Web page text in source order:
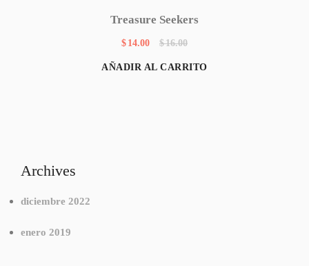
Treasure Seekers
$ 14.00 $16.00
AÑADIR AL CARRITO
Archives
diciembre 2022
enero 2019